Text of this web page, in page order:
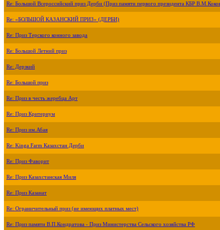
Re: Большой Всероссийский приз Дерби (Приз памяти первого президента КБР
Re: «БОЛЬШОЙ КАЗАНСКИЙ ПРИЗ» (ДЕРБИ)
Re: Приз Терского конного завода
Re: Большой Летний приз
Re: Дерзкий
Re: Большой приз
Re: Приз в честь жеребца Арт
Re: Приз Критериум
Re: Приз им.Абая
Re: Kinga Farm Казахстан Дерби
Re: Приз Фаворит
Re: Приз Казахстанская Миля
Re: Приз Казанат
Re: Ограничительный приз (не имеющих платных мест)
Re: Приз памяти В.П.Кондратова - Приз Министерства Сельского хозяйства РФ